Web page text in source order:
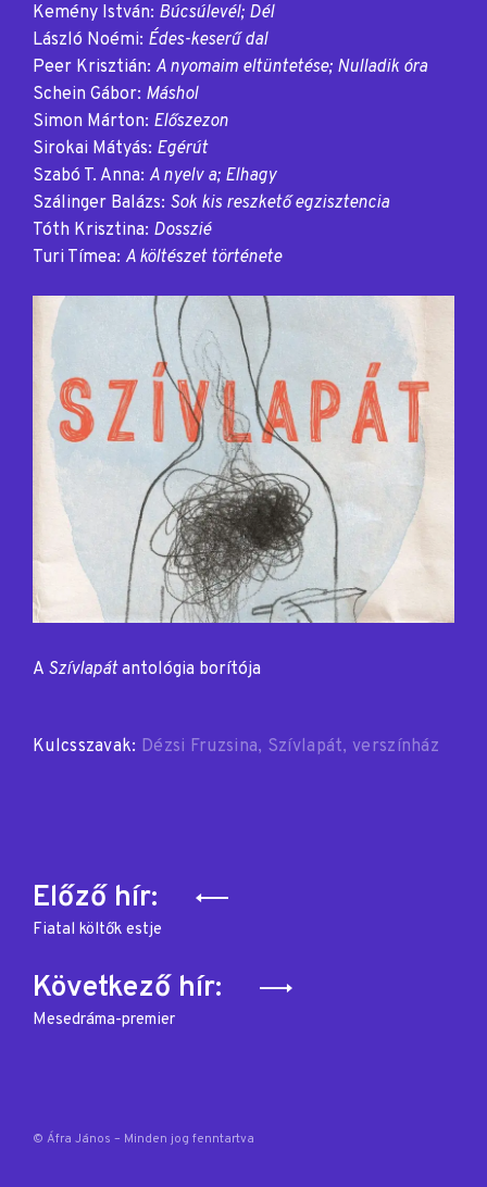
Kemény István: Búcsúlevél; Dél
László Noémi: Édes-keserű dal
Peer Krisztián: A nyomaim eltüntetése; Nulladik óra
Schein Gábor: Máshol
Simon Márton: Előszezon
Sirokai Mátyás: Egérút
Szabó T. Anna: A nyelv a; Elhagy
Szálinger Balázs: Sok kis reszkető egzisztencia
Tóth Krisztina: Dosszié
Turi Tímea: A költészet története
A Szívlapátantológia borítója
Kulcsszavak: Dézsi Fruzsina Szívlapát verszínház
Bejegyzés
navigáció
Előző hír:
Fiatal költők estje
Következő hír:
Mesedráma-premier
© Áfra János – Minden jog fenntartva